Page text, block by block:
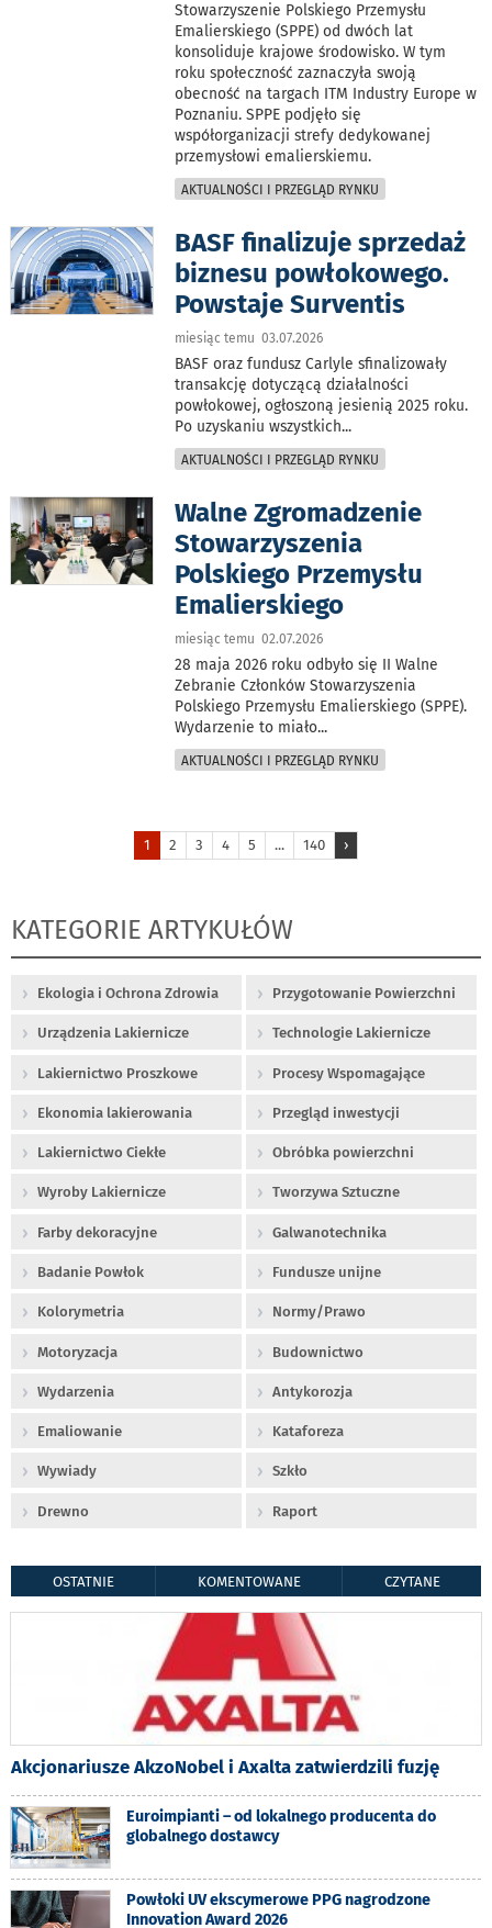
Stowarzyszenie Polskiego Przemysłu
Emalierskiego (SPPE) od dwóch lat
konsoliduje krajowe środowisko. W tym
roku społeczność zaznaczyła swoją
obecność na targach ITM Industry Europe w
Poznaniu. SPPE podjęło się
współorganizacji strefy dedykowanej
przemysłowi emalierskiemu.
AKTUALNOŚCI I PRZEGLĄD RYNKU
BASF finalizuje sprzedaż
biznesu powłokowego.
Powstaje Surventis
miesiąc temu 03.07.2026
BASF oraz fundusz Carlyle sfinalizowały
transakcję dotyczącą działalności
powłokowej, ogłoszoną jesienią 2025 roku.
Po uzyskaniu wszystkich...
AKTUALNOŚCI I PRZEGLĄD RYNKU
Walne Zgromadzenie
Stowarzyszenia
Polskiego Przemysłu
Emalierskiego
miesiąc temu 02.07.2026
28 maja 2026 roku odbyło się II Walne
Zebranie Członków Stowarzyszenia
Polskiego Przemysłu Emalierskiego (SPPE).
Wydarzenie to miało...
AKTUALNOŚCI I PRZEGLĄD RYNKU
1 2 3 4 5 ... 140 ›
KATEGORIE ARTYKUŁÓW
Ekologia i Ochrona Zdrowia Przygotowanie Powierzchni
Urządzenia Lakiernicze Technologie Lakiernicze
Lakiernictwo Proszkowe Procesy Wspomagające
Ekonomia lakierowania Przegląd inwestycji
Lakiernictwo Ciekłe Obróbka powierzchni
Wyroby Lakiernicze Tworzywa Sztuczne
Farby dekoracyjne Galwanotechnika
Badanie Powłok Fundusze unijne
Kolorymetria Normy/Prawo
Motoryzacja Budownictwo
Wydarzenia Antykorozja
Emaliowanie Kataforeza
Wywiady Szkło
Drewno Raport
OSTATNIE KOMENTOWANE CZYTANE
Akcjonariusze AkzoNobel i Axalta zatwierdzili fuzję
Euroimpianti – od lokalnego producenta do
globalnego dostawcy
Powłoki UV ekscymerowe PPG nagrodzone
Innovation Award 2026